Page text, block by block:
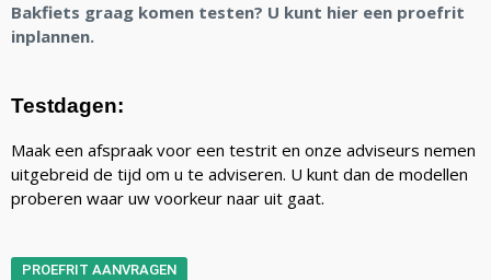
Bakfiets graag komen testen? U kunt hier een proefrit
inplannen.
Testdagen:
Maak een afspraak voor een testrit en onze adviseurs nemen
uitgebreid de tijd om u te adviseren. U kunt dan de modellen
proberen waar uw voorkeur naar uit gaat.
PROEFRIT AANVRAGEN